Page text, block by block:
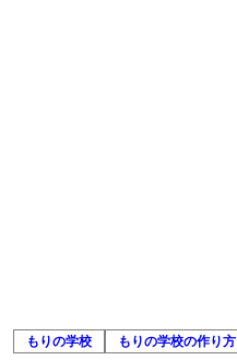
もりの学校 もりの学校の作り方